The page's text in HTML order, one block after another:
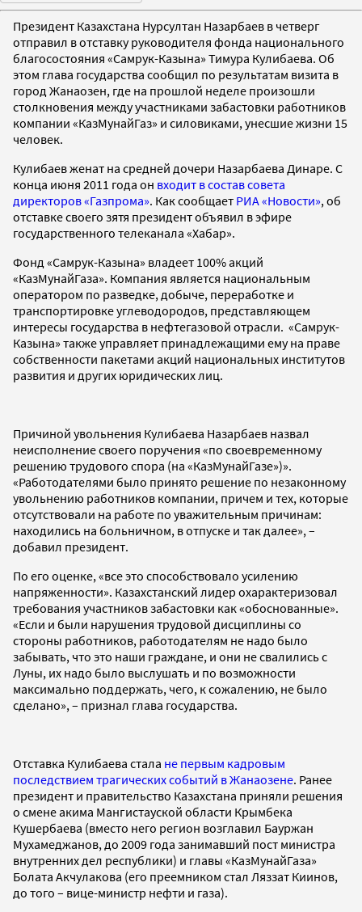
Президент Казахстана Нурсултан Назарбаев в четверг
отправил в отставку руководителя фонда национального
благосостояния «Самрук-Казына» Тимура Кулибаева. Об
этом глава государства сообщил по результатам визита в
город Жанаозен, где на прошлой неделе произошли
столкновения между участниками забастовки работников
компании «КазМунайГаз» и силовиками, унесшие жизни 15
человек.
Кулибаев женат на средней дочери Назарбаева Динаре. С
конца июня 2011 года он входит в состав совета
директоров «Газпрома». Как сообщает РИА «Новости», об
отставке своего зятя президент объявил в эфире
государственного телеканала «Хабар».
Фонд «Самрук-Казына» владеет 100% акций
«КазМунайГаза». Компания является национальным
оператором по разведке, добыче, переработке и
транспортировке углеводородов, представляющем
интересы государства в нефтегазовой отрасли. «Самрук-
Казына» также управляет принадлежащими ему на праве
собственности пакетами акций национальных институтов
развития и других юридических лиц.
Причиной увольнения Кулибаева Назарбаев назвал
неисполнение своего поручения «по своевременному
решению трудового спора (на «КазМунайГазе»)».
«Работодателями было принято решение по незаконному
увольнению работников компании, причем и тех, которые
отсутствовали на работе по уважительным причинам:
находились на больничном, в отпуске и так далее», –
добавил президент.
По его оценке, «все это способствовало усилению
напряженности». Казахстанский лидер охарактеризовал
требования участников забастовки как «обоснованные».
«Если и были нарушения трудовой дисциплины со
стороны работников, работодателям не надо было
забывать, что это наши граждане, и они не свалились с
Луны, их надо было выслушать и по возможности
максимально поддержать, чего, к сожалению, не было
сделано», – признал глава государства.
Отставка Кулибаева стала не первым кадровым
последствием трагических событий в Жанаозене. Ранее
президент и правительство Казахстана приняли решения
о смене акима Мангистауской области Крымбека
Кушербаева (вместо него регион возглавил Бауржан
Мухамеджанов, до 2009 года занимавший пост министра
внутренних дел республики) и главы «КазМунайГаза»
Болата Акчулакова (его преемником стал Ляззат Киинов,
до того – вице-министр нефти и газа).